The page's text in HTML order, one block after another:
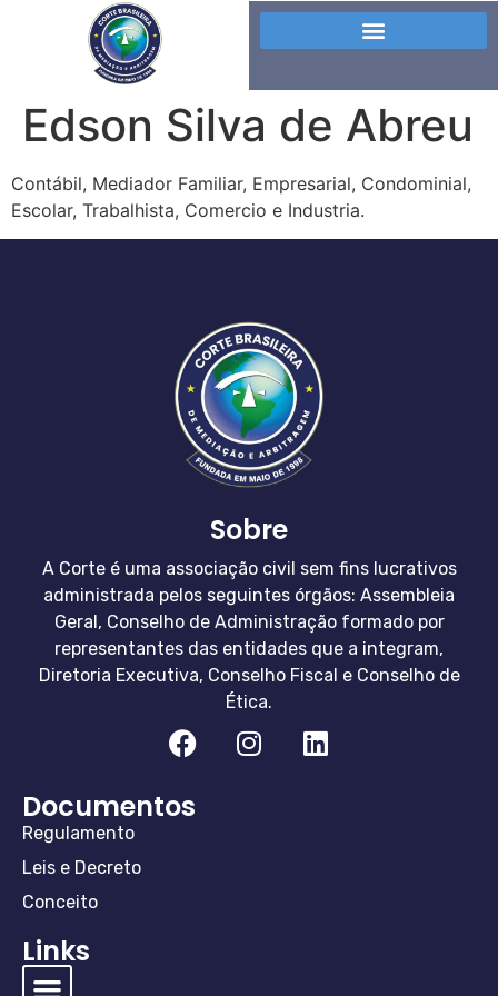
Edson Silva de Abreu
Contábil, Mediador Familiar, Empresarial, Condominial,
Escolar, Trabalhista, Comercio e Industria.
Sobre
A Corte é uma associação civil sem fins lucrativos
administrada pelos seguintes órgãos: Assembleia
Geral, Conselho de Administração formado por
representantes das entidades que a integram,
Diretoria Executiva, Conselho Fiscal e Conselho de
Ética.
Documentos
Regulamento
Leis e Decreto
Conceito
Links